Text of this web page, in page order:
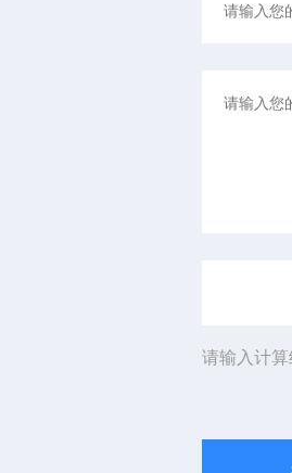
请输入计